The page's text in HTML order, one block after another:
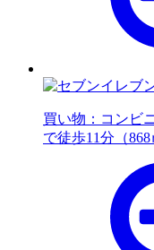
買い物：コンビ
で徒歩11分（868